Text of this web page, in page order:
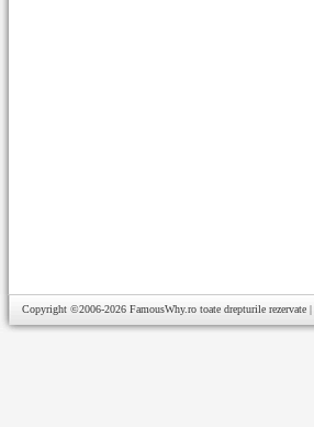
Copyright ©2006-2026 FamousWhy.ro toate drepturile rezervate |